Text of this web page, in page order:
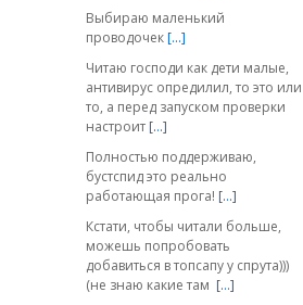
Выбираю маленький
проводочек[…]
Читаю господи как дети малые,
антивирус опредилил, то это или
то, а перед запуском проверки
настроит[…]
Полностью поддерживаю,
бустспид это реально
работающая прога! […]
Кстати, чтобы читали больше,
можешь попробовать
добавиться в топсапу у спрута)))
(не знаю какие там […]